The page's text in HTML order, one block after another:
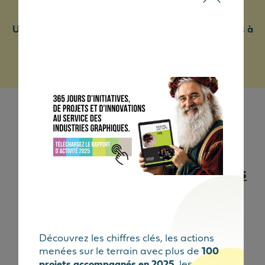
Une question sur le versement de vos contributions à
Les contributions légales et
conventionnelles des entreprises
614
Découvrez les chiffres clés, les actions
menées sur le terrain avec plus de 100